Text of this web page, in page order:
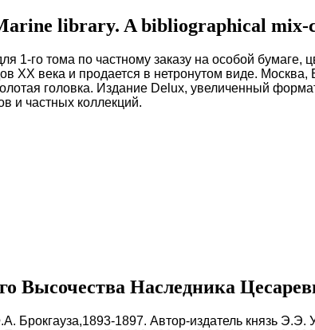
library. A bibliographical
1-го тома по частному заказу на особой бумаге,
XX века и продается в нетронутом виде.
головка. Издание Delux, увеличенный
и частных коллекций.
Высочества Наследника
Брокгауза,1893-1897. Автор-издатель князь